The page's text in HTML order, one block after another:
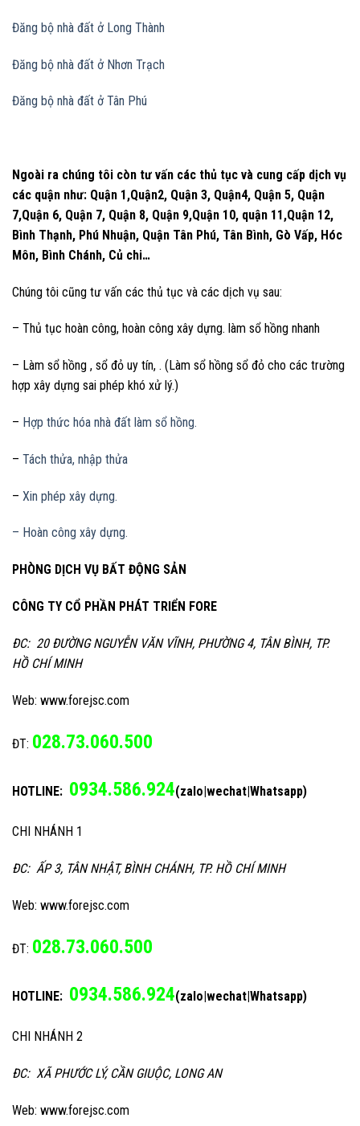
Đăng bộ nhà đất ở Long Thành
Đăng bộ nhà đất ở Nhơn Trạch
Đăng bộ nhà đất ở Tân Phú
Ngoài ra chúng tôi còn tư vấn các thủ tục và cung cấp dịch vụ
các quận như: Quận 1,Quận2, Quận 3, Quận4, Quận 5, Quận
7,Quận 6, Quận 7, Quận 8, Quận 9,Quận 10, quận 11,Quận 12,
Bình Thạnh, Phú Nhuận, Quận Tân Phú, Tân Bình, Gò Vấp, Hóc
Môn, Bình Chánh, Củ chi…
Chúng tôi cũng tư vấn các thủ tục và các dịch vụ sau:
– Thủ tục hoàn công, hoàn công xây dựng. làm sổ hồng nhanh
– Làm sổ hồng , sổ đỏ uy tín, . (Làm sổ hồng sổ đỏ cho các trường
hợp xây dựng sai phép khó xử lý.)
– Hợp thức hóa nhà đất làm sổ hồng.
– Tách thửa, nhập thửa
– Xin phép xây dựng.
– Hoàn công xây dựng.
PHÒNG DỊCH VỤ BẤT ĐỘNG SẢN
CÔNG TY CỔ PHẦN PHÁT TRIỂN FORE
ĐC: 20 ĐƯỜNG NGUYỄN VĂN VĨNH, PHƯỜNG 4, TÂN BÌNH, TP.
HỒ CHÍ MINH
Web: www.forejsc.com
ĐT: 028.73.060.500
HOTLINE: 0934.586.924(zalo|wechat|Whatsapp)
CHI NHÁNH 1
ĐC: ẤP 3, TÂN NHẬT, BÌNH CHÁNH, TP. HỒ CHÍ MINH
Web: www.forejsc.com
ĐT: 028.73.060.500
HOTLINE: 0934.586.924(zalo|wechat|Whatsapp)
CHI NHÁNH 2
ĐC: XÃ PHƯỚC LÝ, CẦN GIUỘC, LONG AN
Web: www.forejsc.com